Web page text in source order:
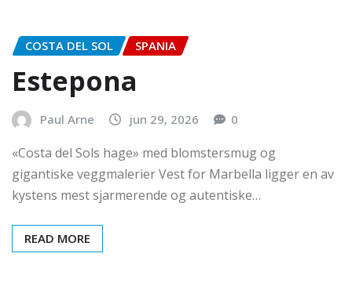
COSTA DEL SOL SPANIA
Estepona
Paul Arne jun 29, 2026 0
«Costa del Sols hage» med blomstersmug og
gigantiske veggmalerier Vest for Marbella ligger en av
kystens mest sjarmerende og autentiske…
READ MORE